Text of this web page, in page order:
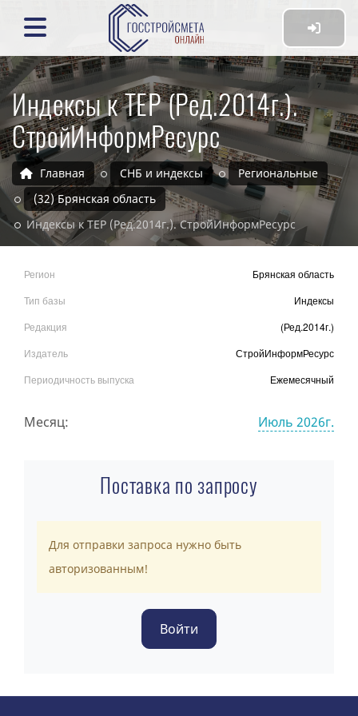
Индексы к ТЕР (Ред.2014г.).
СтройИнформРесурс
Главная СНБ и индексы
Региональные
(32) Брянская область
Индексы к ТЕР (Ред.2014г.). СтройИнформРесурс
Регион
Брянская область
Тип базы
Индексы
Редакция
(Ред.2014г.)
Издатель
СтройИнформРесурс
Периодичность выпуска
Ежемесячный
Месяц: Июль 2026г.
Поставка по запросу
Для отправки запроса нужно быть
авторизованным!